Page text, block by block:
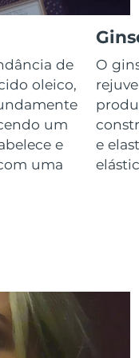
de
oleico,
um
e
uma
O
e
prevista8/9/26
prevista 8/11/26
prevista8/12/26
prevista 8/9/26
prevista8/9/26
prevista 8/9/26